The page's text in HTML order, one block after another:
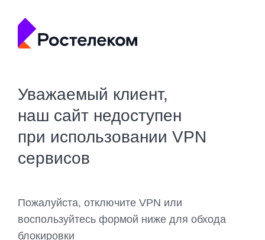
Уважаемый клиент,
наш сайт недоступен
при использовании VPN
сервисов
Пожалуйста, отключите VPN или
воспользуйтесь формой ниже для обхода
блокировки